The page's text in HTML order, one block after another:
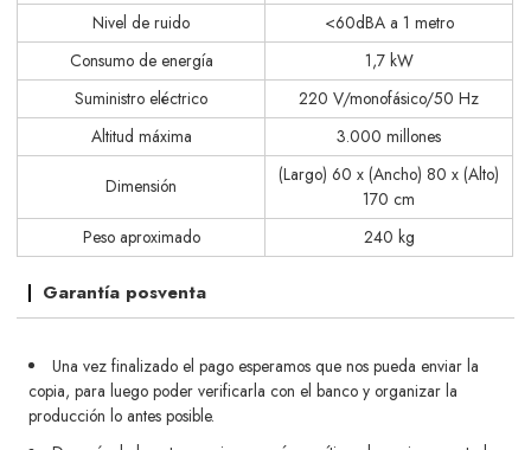
Nivel de ruido
<60dBA a 1 metro
Consumo de energía
1,7 kW
Suministro eléctrico
220 V/monofásico/50 Hz
Altitud máxima
3.000 millones
Dimensión
(Largo) 60 x (Ancho) 80 x (Alto)
170 cm
Peso aproximado
240 kg
Garantía posventa
Una vez finalizado el pago esperamos que nos pueda enviar la
copia, para luego poder verificarla con el banco y organizar la
producción lo antes posible.